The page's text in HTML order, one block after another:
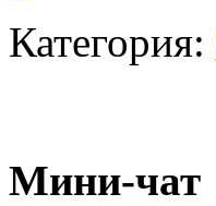
Категория:
Мини-чат